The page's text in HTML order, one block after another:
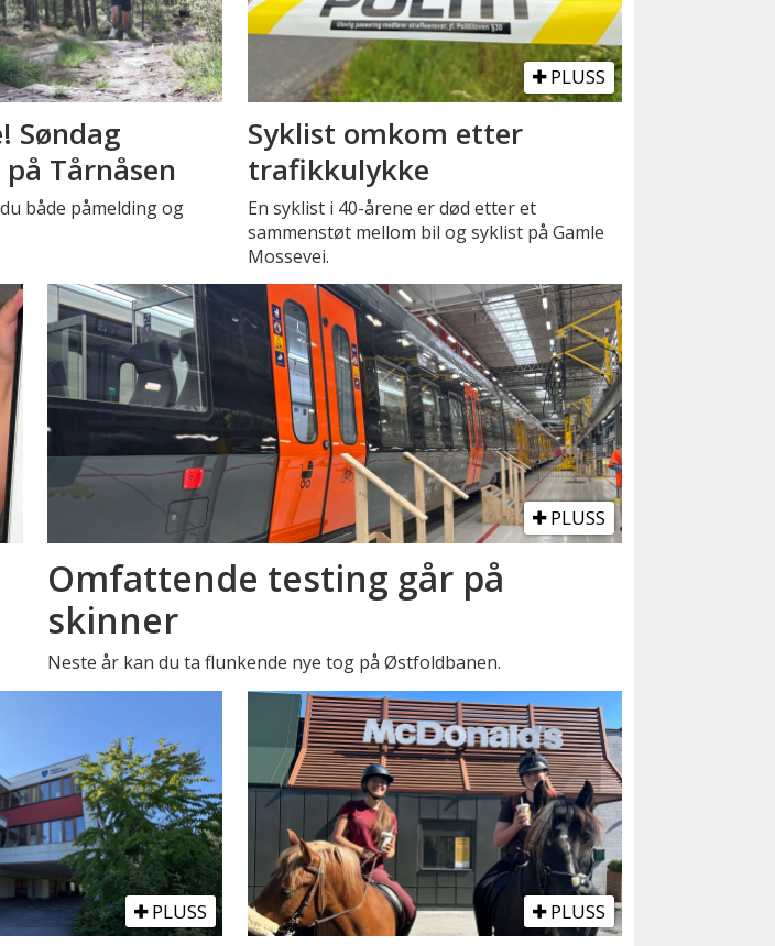
Søndag
Tårnåsen
både påmelding og
PLUSS
Syklist omkom etter
trafikkulykke
En syklist i 40-årene er død etter et
sammenstøt mellom bil og syklist på Gamle
Mossevei.
PLUSS
Omfattende testing går på
skinner
Neste år kan du ta flunkende nye tog på Østfoldbanen.
PLUSS PLUSS